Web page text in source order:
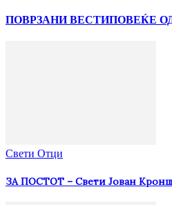
ПОВРЗАНИ ВЕСТИПОВЕЌЕ
Свети Отци
ЗА ПОСТОТ – Свети Јован